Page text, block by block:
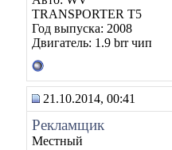
TRANSPORTER T5
Год выпуска: 2008
Двигатель: 1.9 brr чип
21.10.2014, 00:41
Рекламщик
Местный